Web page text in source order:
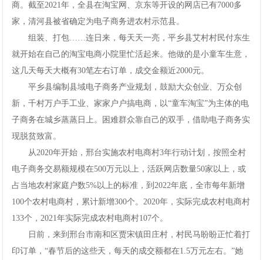
商。截至2021年，全县在淘宝网、京东等开设的网店已有7000多
家，清河县被省确定为电子商务进农村示范县。
组装、打包……连日来，每天天一亮，平乡县艾村村民付东生
就开始在自己的淘宝电商小院里忙活起来。他做的是小童车生意，
这几天每天大概有30笔左右订单，成交金额近2000元。
平乡县编制县域电子商务产业规划，鼓励大众创业、万众创
新，千村万户手工业、家家户户搞电商，以“童车淘宝”为主体的电
子商务在城乡蒸蒸日上。困难群众靠自己的双手，借助电子商务实
现脱贫致富。
从2020年开始，邢台实施农村电商村3年行动计划，按照全村
电子商务交易额规模在500万元以上，活跃网店数量50家以上，或
占当地农村家庭户数5%以上的标准，到2022年底，全市每年新增
100个农村电商村，累计新增300个。2020年，实际完成农村电商村
133个，2021年实际完成农村电商村107个。
日前，来到邢台市南和区贾宋镇田庄村，村民马盼盼正忙着打
印订单，“春节后的这些天，每天的成交额都在1.5万元左右。”她